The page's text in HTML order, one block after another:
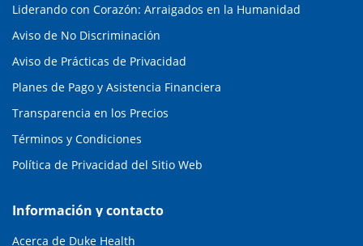
Liderando con Corazón: Arraigados en la Humanidad
Aviso de No Discriminación
Aviso de Prácticas de Privacidad
Planes de Pago y Asistencia Financiera
Transparencia en los Precios
Términos y Condiciones
Política de Privacidad del Sitio Web
Información y contacto
Acerca de Duke Health